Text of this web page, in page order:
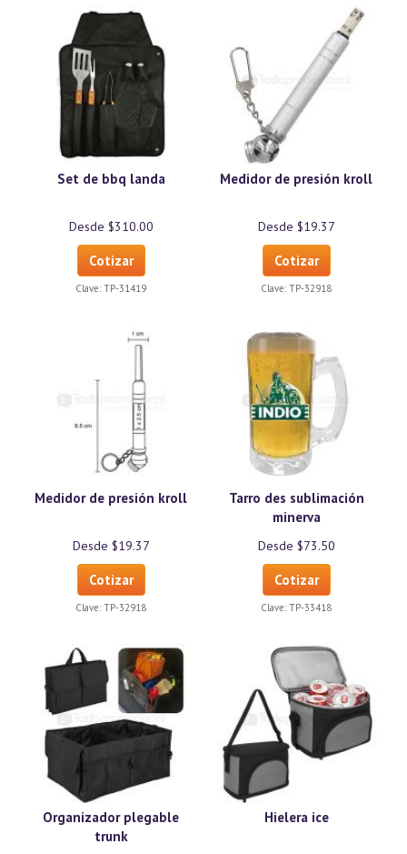
Set de bbq landa
Desde $310.00
Cotizar
Clave: TP-31419
Medidor de presión kroll
Desde $19.37
Cotizar
Clave: TP-32918
Medidor de presión kroll
Desde $19.37
Cotizar
Clave: TP-32918
Tarro des sublimación
minerva
Desde $73.50
Cotizar
Clave: TP-33418
Organizador plegable
trunk
Hielera ice